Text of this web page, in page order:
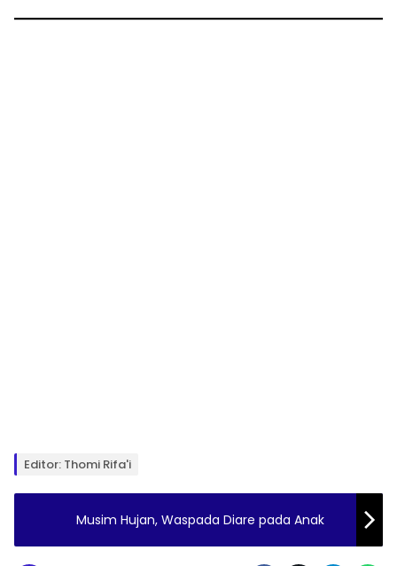
Editor: Thomi Rifa'i
Musim Hujan, Waspada Diare pada Anak